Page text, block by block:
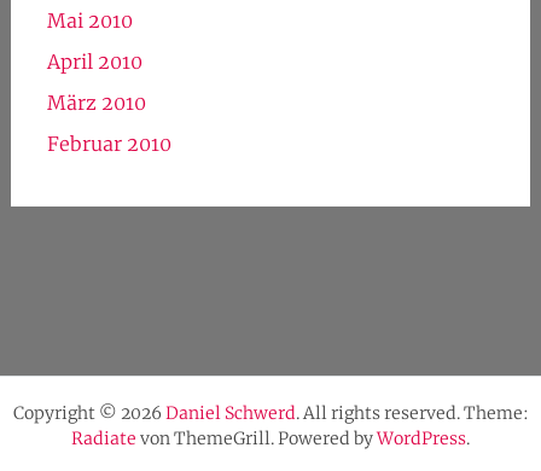
Mai 2010
April 2010
März 2010
Februar 2010
Copyright © 2026 Daniel Schwerd. All rights reserved. Theme:
Radiate von ThemeGrill. Powered byWordPress.